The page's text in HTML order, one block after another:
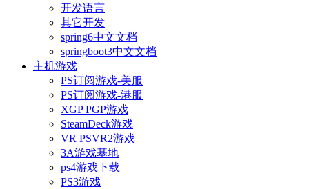
开发语言
其它开发
spring6中文文档
springboot3中文文档
主机游戏
PS订阅游戏-美服
PS订阅游戏-港服
XGP PGP游戏
SteamDeck游戏
VR PSVR2游戏
3A游戏基地
ps4游戏下载
PS3游戏